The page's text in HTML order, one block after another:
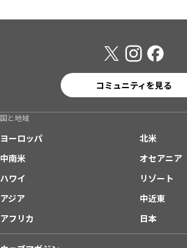
コミュニティを見る
国と地域
ヨーロッパ
北米
中南米
オセアニア
ハワイ
リゾート
アジア
中近東
アフリカ
日本